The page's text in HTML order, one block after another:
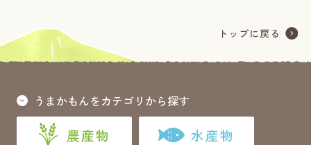
うまかもんをカテゴリから探す
農産物 水産物